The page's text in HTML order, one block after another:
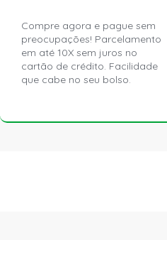
8V AP (2003 - 2004)
AP (1998 - 1998)
(1998 - 1999)
Compre agora e pague sem
preocupações! Parcelamento
em até 10X sem juros no
cartão de crédito. Facilidade
que cabe no seu bolso.